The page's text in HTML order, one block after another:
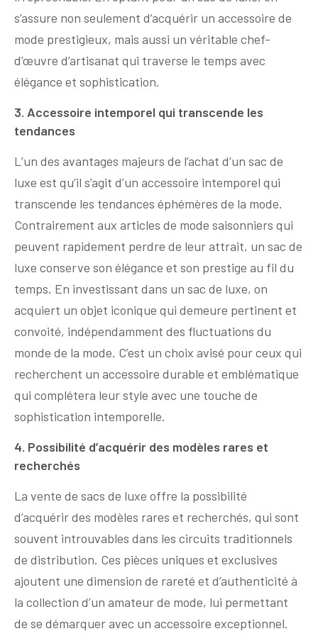
s’assure non seulement d’acquérir un accessoire de
mode prestigieux, mais aussi un véritable chef-
d’œuvre d’artisanat qui traverse le temps avec
élégance et sophistication.
3. Accessoire intemporel qui transcende les
tendances
L’un des avantages majeurs de l’achat d’un sac de
luxe est qu’il s’agit d’un accessoire intemporel qui
transcende les tendances éphémères de la mode.
Contrairement aux articles de mode saisonniers qui
peuvent rapidement perdre de leur attrait, un sac de
luxe conserve son élégance et son prestige au fil du
temps. En investissant dans un sac de luxe, on
acquiert un objet iconique qui demeure pertinent et
convoité, indépendamment des fluctuations du
monde de la mode. C’est un choix avisé pour ceux qui
recherchent un accessoire durable et emblématique
qui complétera leur style avec une touche de
sophistication intemporelle.
4. Possibilité d’acquérir des modèles rares et
recherchés
La vente de sacs de luxe offre la possibilité
d’acquérir des modèles rares et recherchés, qui sont
souvent introuvables dans les circuits traditionnels
de distribution. Ces pièces uniques et exclusives
ajoutent une dimension de rareté et d’authenticité à
la collection d’un amateur de mode, lui permettant
de se démarquer avec un accessoire exceptionnel.